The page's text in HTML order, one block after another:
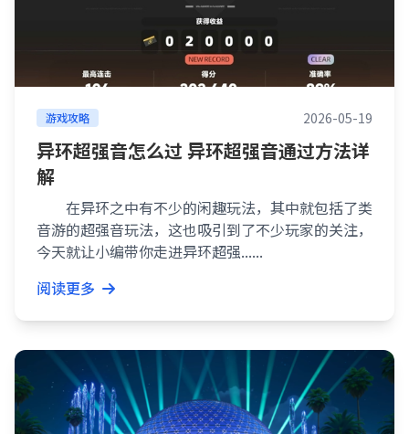
游戏攻略 2026-05-19
异环超强音怎么过 异环超强音通过方法详
解
在异环之中有不少的闲趣玩法，其中就包括了类
音游的超强音玩法，这也吸引到了不少玩家的关注，
今天就让小编带你走进异环超强......
阅读更多